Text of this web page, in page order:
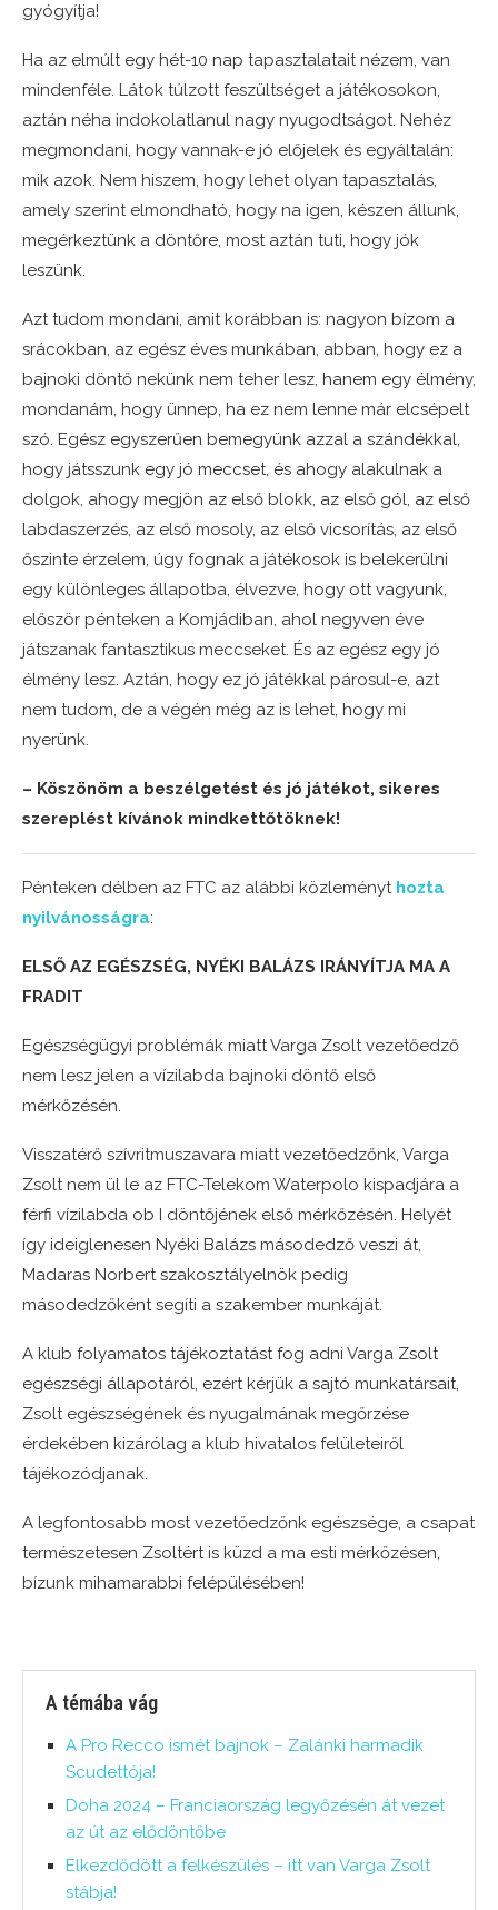
gyógyítja!
Ha az elmúlt egy hét-10 nap tapasztalatait nézem, van
mindenféle. Látok túlzott feszültséget a játékosokon,
aztán néha indokolatlanul nagy nyugodtságot. Nehéz
megmondani, hogy vannak-e jó előjelek és egyáltalán:
mik azok. Nem hiszem, hogy lehet olyan tapasztalás,
amely szerint elmondható, hogy na igen, készen állunk,
megérkeztünk a döntőre, most aztán tuti, hogy jók
leszünk.
Azt tudom mondani, amit korábban is: nagyon bízom a
srácokban, az egész éves munkában, abban, hogy ez a
bajnoki döntő nekünk nem teher lesz, hanem egy élmény,
mondanám, hogy ünnep, ha ez nem lenne már elcsépelt
szó. Egész egyszerűen bemegyünk azzal a szándékkal,
hogy játsszunk egy jó meccset, és ahogy alakulnak a
dolgok, ahogy megjön az első blokk, az első gól, az első
labdaszerzés, az első mosoly, az első vicsorítás, az első
őszinte érzelem, úgy fognak a játékosok is belekerülni
egy különleges állapotba, élvezve, hogy ott vagyunk,
először pénteken a Komjádiban, ahol negyven éve
játszanak fantasztikus meccseket. És az egész egy jó
élmény lesz. Aztán, hogy ez jó játékkal párosul-e, azt
nem tudom, de a végén még az is lehet, hogy mi
nyerünk.
– Köszönöm a beszélgetést és jó játékot, sikeres
szereplést kívánok mindkettőtöknek!
Pénteken délben az FTC az alábbi közleményt hozta
nyilvánosságra:
ELSŐ AZ EGÉSZSÉG, NYÉKI BALÁZS IRÁNYÍTJA MA A
FRADIT
Egészségügyi problémák miatt Varga Zsolt vezetőedző
nem lesz jelen a vízilabda bajnoki döntő első
mérkőzésén.
Visszatérő szívritmuszavara miatt vezetőedzőnk, Varga
Zsolt nem ül le az FTC-Telekom Waterpolo kispadjára a
férfi vízilabda ob I döntőjének első mérkőzésén. Helyét
így ideiglenesen Nyéki Balázs másodedző veszi át,
Madaras Norbert szakosztályelnök pedig
másodedzőként segíti a szakember munkáját.
A klub folyamatos tájékoztatást fog adni Varga Zsolt
egészségi állapotáról, ezért kérjük a sajtó munkatársait,
Zsolt egészségének és nyugalmának megőrzése
érdekében kizárólag a klub hivatalos felületeiről
tájékozódjanak.
A legfontosabb most vezetőedzőnk egészsége, a csapat
természetesen Zsoltért is küzd a ma esti mérkőzésen,
bízunk mihamarabbi felépülésében!
A témába vág
A Pro Recco ismét bajnok – Zalánki harmadik
Scudettója!
Doha 2024 – Franciaország legyőzésén át vezet
az út az elődöntőbe
Elkezdődött a felkészülés – itt van Varga Zsolt
stábja!